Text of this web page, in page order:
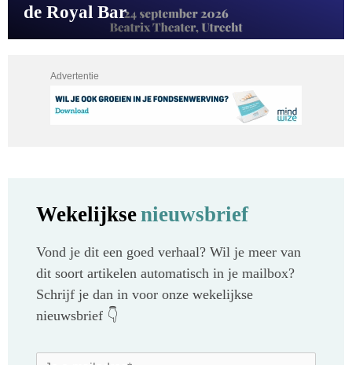
de Royal Bar
Advertentie
Wekelijksenieuwsbrief
Vond je dit een goed verhaal? Wil je meer van
dit soort artikelen automatisch in je mailbox?
Schrijf je dan in voor onze wekelijkse
nieuwsbrief 👇